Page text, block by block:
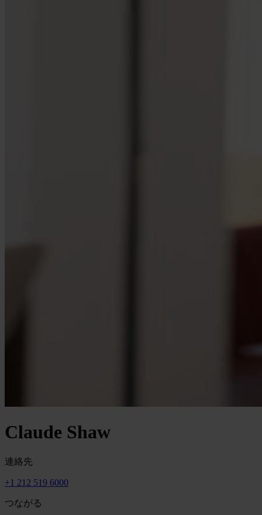
Claude Shaw
連絡先
+1 212 519 6000
つながる